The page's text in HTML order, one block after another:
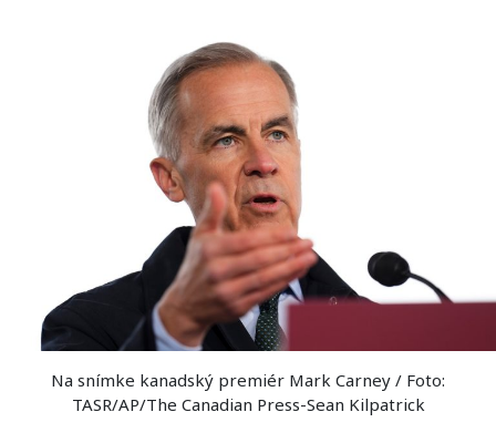
Na snímke kanadský premiér Mark Carney / Foto:
TASR/AP/The Canadian Press-Sean Kilpatrick